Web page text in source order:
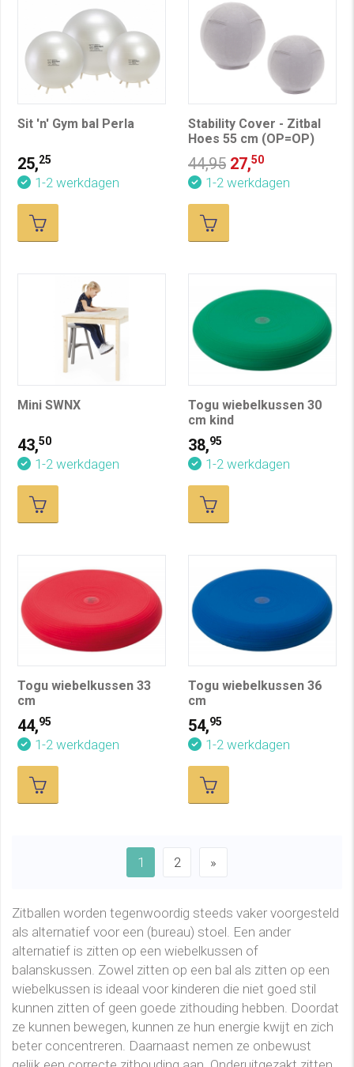
Sit 'n' Gym bal Perla
25,25
1-2 werkdagen
Stability Cover - Zitbal
Hoes 55 cm (OP=OP)
44,95 27,50
1-2 werkdagen
Mini SWNX
43,50
1-2 werkdagen
Togu wiebelkussen 30
cm kind
38,95
1-2 werkdagen
Togu wiebelkussen 33
cm
44,95
1-2 werkdagen
Togu wiebelkussen 36
cm
54,95
1-2 werkdagen
1 2 »
Zitballen worden tegenwoordig steeds vaker voorgesteld
als alternatief voor een (bureau) stoel. Een ander
alternatief is zitten op een wiebelkussen of
balanskussen. Zowel zitten op een bal als zitten op een
wiebelkussen is ideaal voor kinderen die niet goed stil
kunnen zitten of geen goede zithouding hebben. Doordat
ze kunnen bewegen, kunnen ze hun energie kwijt en zich
beter concentreren. Daarnaast nemen ze onbewust